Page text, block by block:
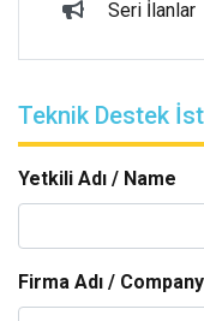
Seri İlanlar
Teknik Destek
Yetkili Adı / Name
Firma Adı /